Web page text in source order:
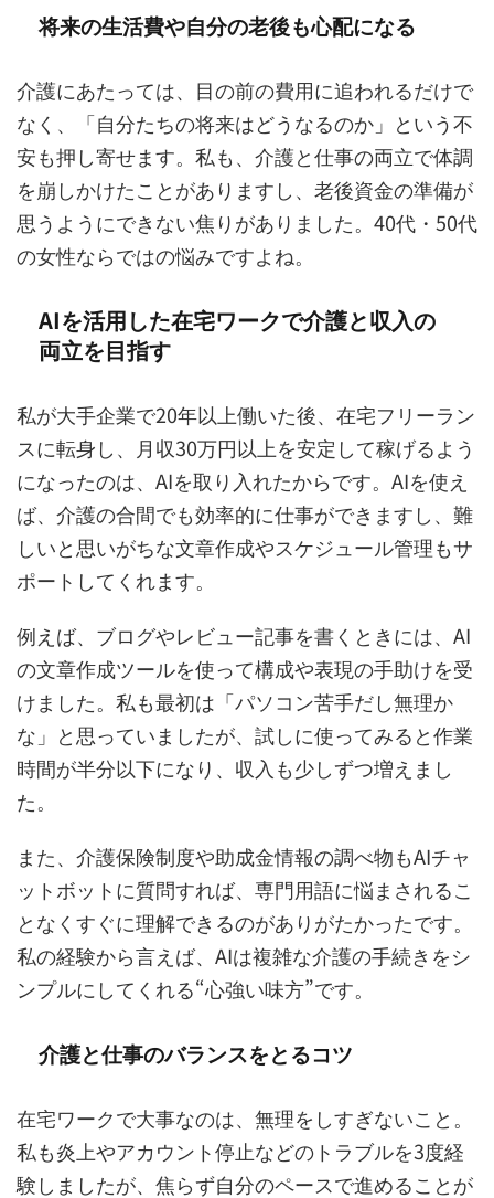
将来の生活費や自分の老後も心配になる
介護にあたっては、目の前の費用に追われるだけで
なく、「自分たちの将来はどうなるのか」という不
安も押し寄せます。私も、介護と仕事の両立で体調
を崩しかけたことがありますし、老後資金の準備が
思うようにできない焦りがありました。40代・50代
の女性ならではの悩みですよね。
AIを活用した在宅ワークで介護と収入の
両立を目指す
私が大手企業で20年以上働いた後、在宅フリーラン
スに転身し、月収30万円以上を安定して稼げるよう
になったのは、AIを取り入れたからです。AIを使え
ば、介護の合間でも効率的に仕事ができますし、難
しいと思いがちな文章作成やスケジュール管理もサ
ポートしてくれます。
例えば、ブログやレビュー記事を書くときには、AI
の文章作成ツールを使って構成や表現の手助けを受
けました。私も最初は「パソコン苦手だし無理か
な」と思っていましたが、試しに使ってみると作業
時間が半分以下になり、収入も少しずつ増えまし
た。
また、介護保険制度や助成金情報の調べ物もAIチャ
ットボットに質問すれば、専門用語に悩まされるこ
となくすぐに理解できるのがありがたかったです。
私の経験から言えば、AIは複雑な介護の手続きをシ
ンプルにしてくれる“心強い味方”です。
介護と仕事のバランスをとるコツ
在宅ワークで大事なのは、無理をしすぎないこと。
私も炎上やアカウント停止などのトラブルを3度経
験しましたが、焦らず自分のペースで進めることが